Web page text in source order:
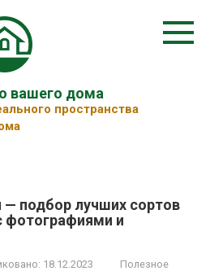
вашего дома
пространства
— подбор лучших сортов
фотографиями и
18.12.2023 Полезное